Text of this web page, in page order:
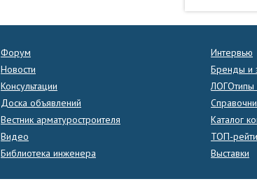
Форум
Новости
Консультации
Доска объявлений
Вестник арматуростроителя
Видео
Библиотека инженера
Интервью
Бренды и
ЛОГОтипы
Каталог
ТОП-
Выставки